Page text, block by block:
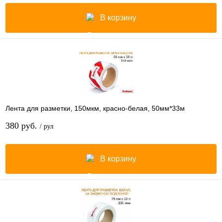
В корзину
Лента для разметки, 150мкм, красно-белая, 50мм*33м
380 руб. / рул
В корзину